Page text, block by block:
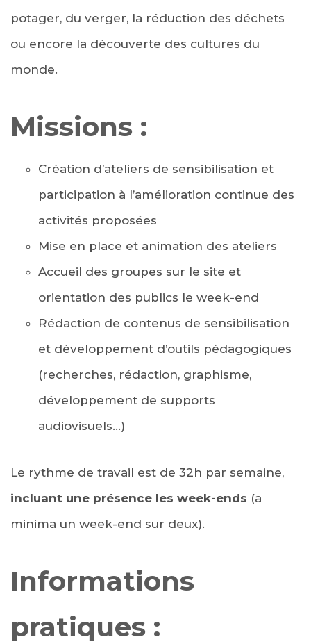
potager, du verger, la réduction des déchets
ou encore la découverte des cultures du
monde.
Missions :
Création d’ateliers de sensibilisation et
participation à l’amélioration continue des
activités proposées
Mise en place et animation des ateliers
Accueil des groupes sur le site et
orientation des publics le week-end
Rédaction de contenus de sensibilisation
et développement d’outils pédagogiques
(recherches, rédaction, graphisme,
développement de supports
audiovisuels…)
Le rythme de travail est de 32h par semaine,
incluant une présence les week-ends (a
minima un week-end sur deux).
Informations
pratiques :